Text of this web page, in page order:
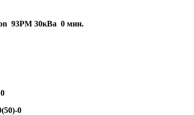
93PM 30кВа 0 мин.
0
0